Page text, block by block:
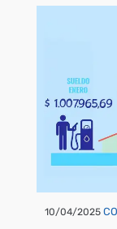
10/04/2025